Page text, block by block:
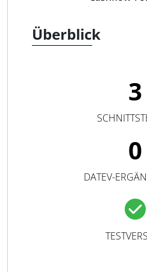
Überblick
3
0
DATEV-